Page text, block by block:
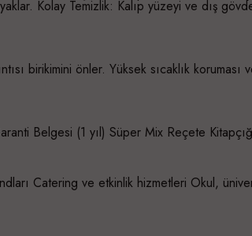
Kolay Temizlik: Kalıp yüzeyi ve dış
birikimini önler. Yüksek sıcaklık
Belgesi (1 yıl) Süper Mix Reçete
Catering ve etkinlik hizmetleri Okul,